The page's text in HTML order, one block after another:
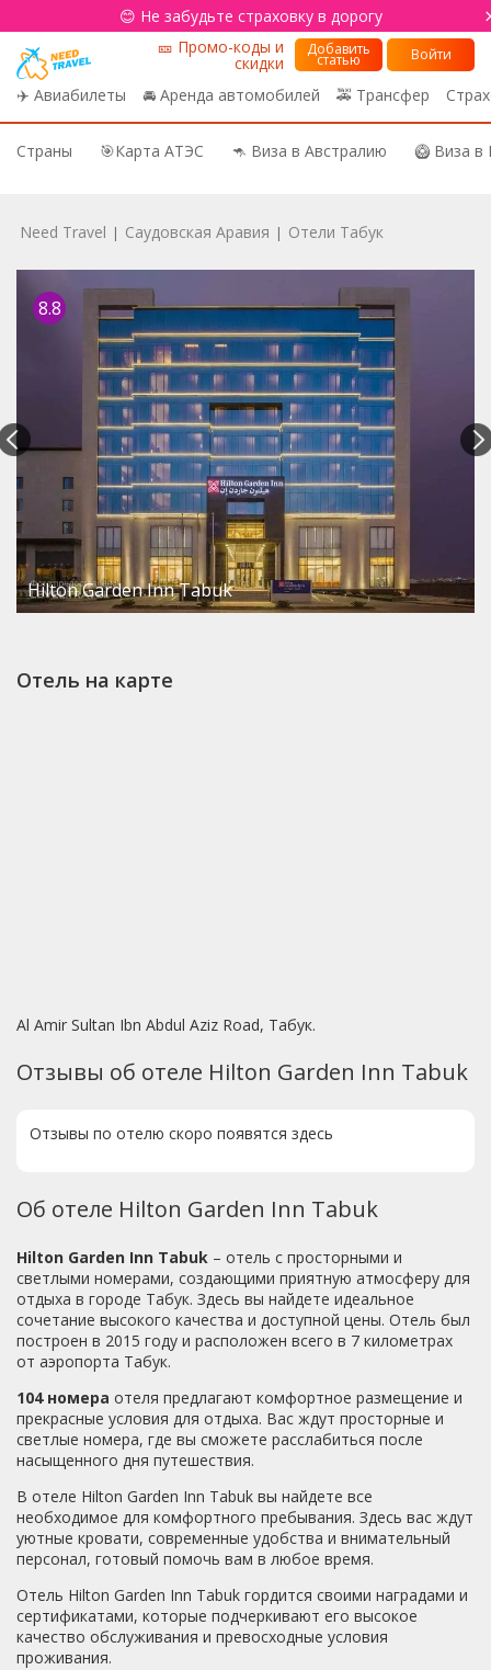
😊 Не забудьте страховку в дорогу
✈️ Авиабилеты 🚘 Аренда автомобилей 🚕 Трансфер
🎫 Промо-коды и
скидки
Добавить
статью Войти
Страны 🎯Карта АТЭС 🦘 Виза в Австралию 🥝 Виза
Need Travel | Саудовская Аравия | Отели Табук
8.8
Hilton Garden Inn Tabuk
Отель на карте
Al Amir Sultan Ibn Abdul Aziz Road, Табук.
Отзывы об отеле Hilton Garden Inn Tabuk
Отзывы по отелю скоро появятся здесь
Об отеле Hilton Garden Inn Tabuk
Hilton Garden Inn Tabuk – отель с просторными и
светлыми номерами, создающими приятную атмосферу для
отдыха в городе Табук. Здесь вы найдете идеальное
сочетание высокого качества и доступной цены. Отель был
построен в 2015 году и расположен всего в 7 километрах
от аэропорта Табук.
104 номера отеля предлагают комфортное размещение и
прекрасные условия для отдыха. Вас ждут просторные и
светлые номера, где вы сможете расслабиться после
насыщенного дня путешествия.
В отеле Hilton Garden Inn Tabuk вы найдете все
необходимое для комфортного пребывания. Здесь вас ждут
уютные кровати, современные удобства и внимательный
персонал, готовый помочь вам в любое время.
Отель Hilton Garden Inn Tabuk гордится своими наградами и
сертификатами, которые подчеркивают его высокое
качество обслуживания и превосходные условия
проживания.